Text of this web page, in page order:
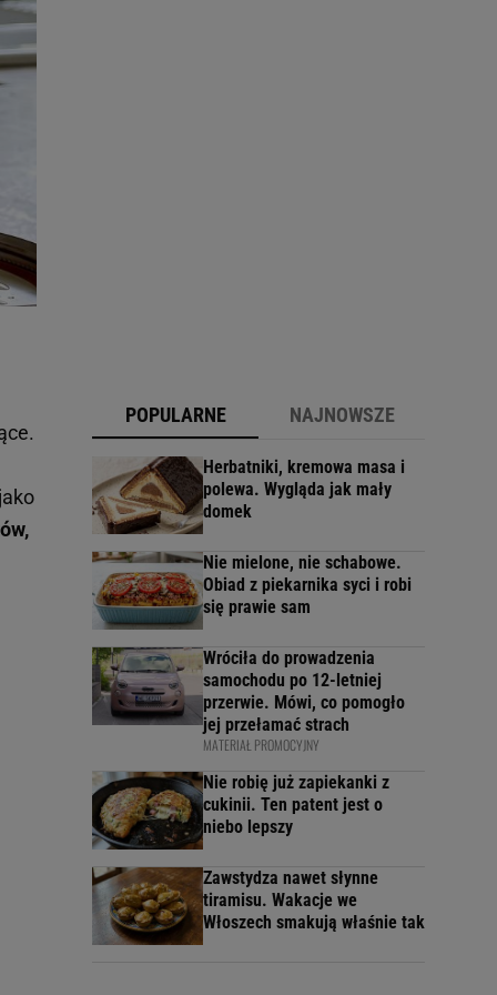
POPULARNE NAJNOWSZE
Herbatniki, kremowa masa i
polewa. Wygląda jak mały
domek
Nie mielone, nie schabowe.
Obiad z piekarnika syci i robi
się prawie sam
Wróciła do prowadzenia
samochodu po 12-letniej
przerwie. Mówi, co pomogło
jej przełamać strach
MATERIAŁ PROMOCYJNY
Nie robię już zapiekanki z
cukinii. Ten patent jest o
niebo lepszy
Zawstydza nawet słynne
tiramisu. Wakacje we
Włoszech smakują właśnie tak